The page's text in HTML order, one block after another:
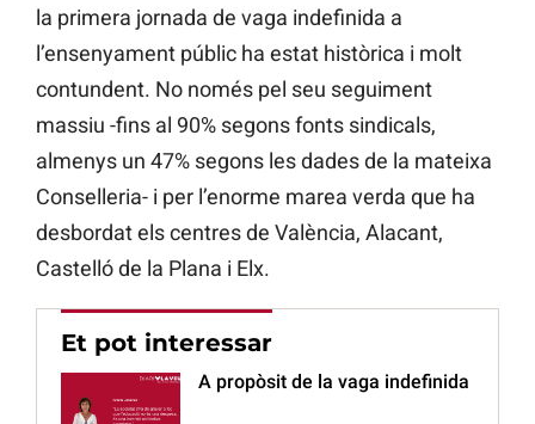
la primera jornada de vaga indefinida a
l’ensenyament públic ha estat històrica i molt
contundent. No només pel seu seguiment
massiu -fins al 90% segons fonts sindicals,
almenys un 47% segons les dades de la mateixa
Conselleria- i per l’enorme marea verda que ha
desbordat els centres de València, Alacant,
Castelló de la Plana i Elx.
Et pot interessar
A propòsit de la vaga indefinida